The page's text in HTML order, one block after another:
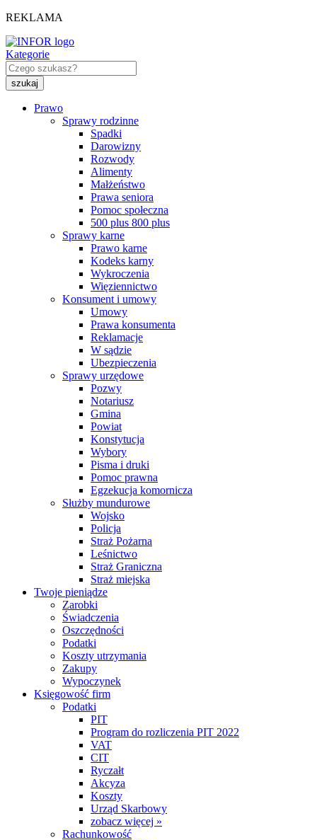
REKLAMA
Kategorie
Prawo
Sprawy rodzinne
Spadki
Darowizny
Rozwody
Alimenty
Małżeństwo
Prawa seniora
Pomoc społeczna
500 plus 800 plus
Sprawy karne
Prawo karne
Kodeks karny
Wykroczenia
Więziennictwo
Konsument i umowy
Umowy
Prawa konsumenta
Reklamacje
W sądzie
Ubezpieczenia
Sprawy urzędowe
Pozwy
Notariusz
Gmina
Powiat
Konstytucja
Wybory
Pisma i druki
Pomoc prawna
Egzekucja komornicza
Służby mundurowe
Wojsko
Policja
Straż Pożarna
Leśnictwo
Straż Graniczna
Straż miejska
Twoje pieniądze
Zarobki
Świadczenia
Oszczędności
Podatki
Koszty utrzymania
Zakupy
Wypoczynek
Księgowość firm
Podatki
PIT
Program do rozliczenia PIT 2022
VAT
CIT
Ryczałt
Akcyza
Koszty
Urząd Skarbowy
zobacz więcej »
Rachunkowość